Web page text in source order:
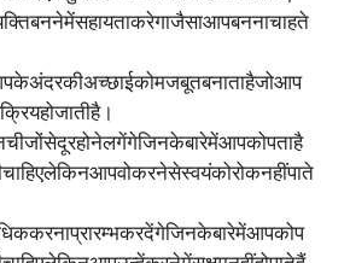
बननेमेंसहायताकरेगाजैसाआपबननाचाहते
अंदरकीअच्छाईकोमजबूतबनाताहैजोआप
होजातीहै।
चीजोंसेदूरहोनेलगेंगेजिनकेबारेमेंआपकोपताहै
चाहिएलेकिनआपवोकरनेसेस्वयंकोरोकनहींपाते
करनाप्रारम्भकरदेंगेजिनकेबारेमेंआपकोप